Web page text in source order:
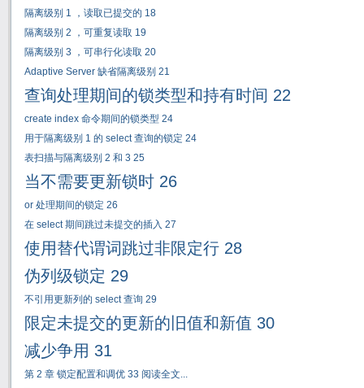
隔离级别 1 ，读取已提交的 18
隔离级别 2 ，可重复读取 19
隔离级别 3 ，可串行化读取 20
Adaptive Server 缺省隔离级别 21
查询处理期间的锁类型和持有时间 22
create index 命令期间的锁类型 24
用于隔离级别 1 的 select查询的锁定 24
表扫描与隔离级别 2 和 3 25
当不需要更新锁时 26
or 处理期间的锁定 26
在 select期间跳过未提交的插入 27
使用替代谓词跳过非限定行 28
伪列级锁定 29
不引用更新列的 select查询 29
限定未提交的更新的旧值和新值 30
减少争用 31
第 2 章 锁定配置和调优 33 阅读全文...